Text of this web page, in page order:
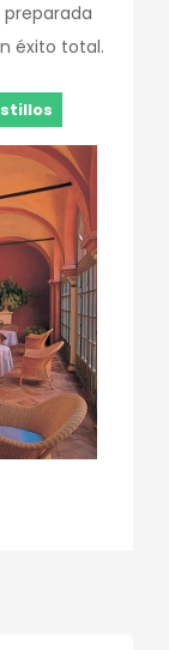
éxito total.